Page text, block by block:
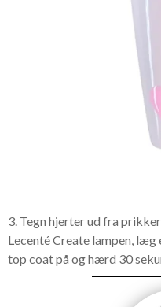
3. Tegn hjerter ud fra
Lecenté Create lampen,
top coat på og hærd 30